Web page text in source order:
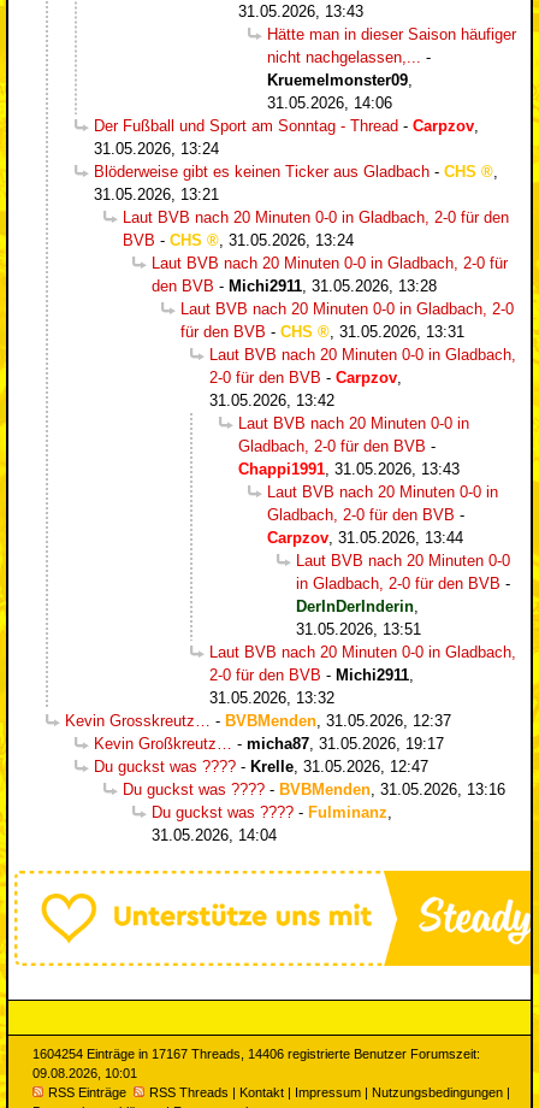
31.05.2026, 13:43
Hätte man in dieser Saison häufiger
nicht nachgelassen,...
-
Kruemelmonster09
31.05.2026, 14:06
Der Fußball und Sport am Sonntag - Thread - Carpzov
31.05.2026, 13:24
Blöderweise gibt es keinen Ticker aus Gladbach - CHS
31.05.2026, 13:21
Laut BVB nach 20 Minuten 0-0 in Gladbach, 2-0 für den
BVB - CHS
31.05.2026, 13:24
Laut BVB nach 20 Minuten 0-0 in Gladbach, 2-0 für
den BVB - Michi2911 31.05.2026, 13:28
Laut BVB nach 20 Minuten 0-0 in Gladbach, 2-0
für den BVB - CHS
31.05.2026, 13:31
Laut BVB nach 20 Minuten 0-0 in Gladbach,
2-0 für den BVB - Carpzov
31.05.2026, 13:42
Laut BVB nach 20 Minuten 0-0 in
Gladbach, 2-0 für den BVB -
Chappi1991 31.05.2026, 13:43
Laut BVB nach 20 Minuten 0-0 in
Gladbach, 2-0 für den BVB -
Carpzov 31.05.2026, 13:44
Laut BVB nach 20 Minuten 0-0
in Gladbach, 2-0 für den BVB -
DerInDerInderin
31.05.2026, 13:51
Laut BVB nach 20 Minuten 0-0 in Gladbach,
2-0 für den BVB - Michi2911
31.05.2026, 13:32
Kevin Grosskreutz…
- BVBMenden 31.05.2026, 12:37
Kevin Großkreutz…
- micha87 31.05.2026, 19:17
Du guckst was ???? - Krelle 31.05.2026, 12:47
Du guckst was ???? - BVBMenden 31.05.2026, 13:16
Du guckst was ???? - Fulminanz
31.05.2026, 14:04
1604254 Einträge in 17167 Threads, 14406 registrierte Benutzer Forumszeit:
09.08.2026, 10:01
RSS Einträge
RSS Threads Kontakt Impressum Nutzungsbedingungen